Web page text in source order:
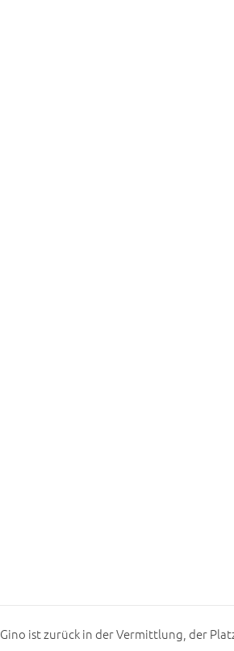
Gino ist zurück in der Vermittlung, der